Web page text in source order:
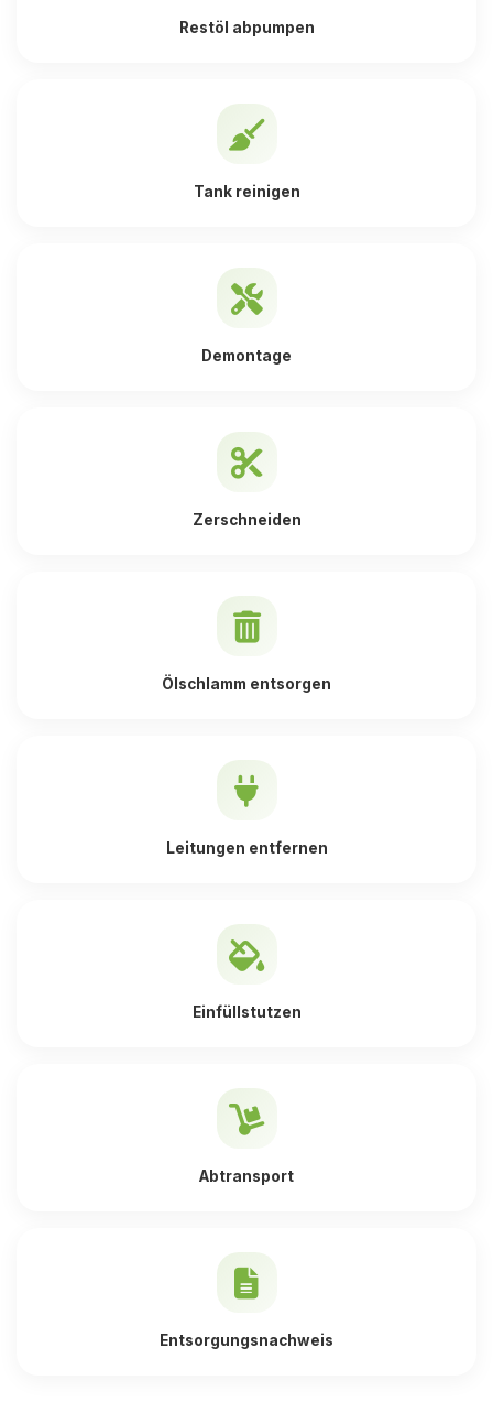
Restöl abpumpen
Tank reinigen
Demontage
Zerschneiden
Ölschlamm entsorgen
Leitungen entfernen
Einfüllstutzen
Abtransport
Entsorgungsnachweis